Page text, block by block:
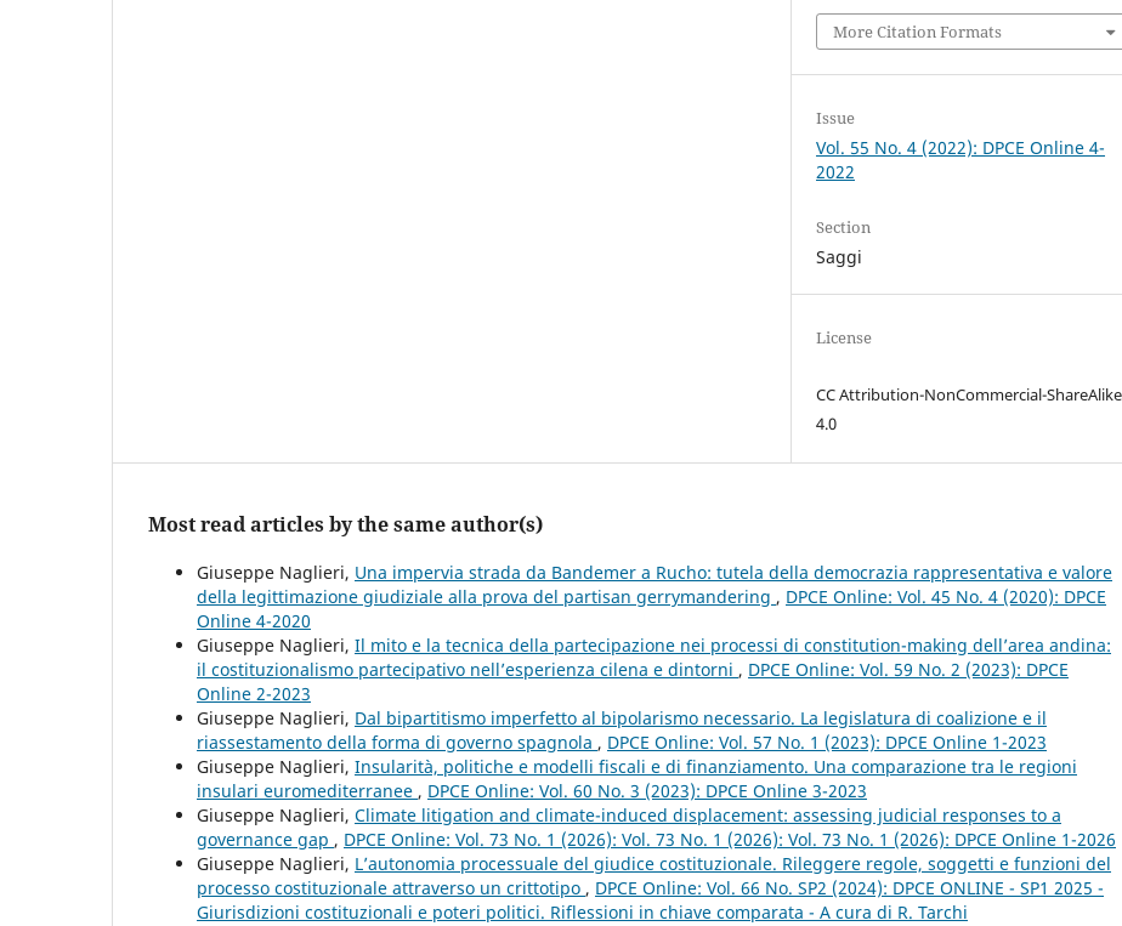
More Citation Formats
Issue
Vol. 55 No. 4 (2022): DPCE Online 4-
2022
Section
Saggi
License
CC Attribution-NonCommercial-ShareAlike
4.0
Most read articles by the same author(s)
Giuseppe Naglieri, Una impervia strada da Bandemer a Rucho: tutela della democrazia rappresentativa e valore
della legittimazione giudiziale alla prova del partisan gerrymandering , DPCE Online: Vol. 45 No. 4 (2020): DPCE
Online 4-2020
Giuseppe Naglieri, Il mito e la tecnica della partecipazione nei processi di constitution-making dell’area andina:
il costituzionalismo partecipativo nell’esperienza cilena e dintorni , DPCE Online: Vol. 59 No. 2 (2023): DPCE
Online 2-2023
Giuseppe Naglieri, Dal bipartitismo imperfetto al bipolarismo necessario. La legislatura di coalizione e il
riassestamento della forma di governo spagnola , DPCE Online: Vol. 57 No. 1 (2023): DPCE Online 1-2023
Giuseppe Naglieri, Insularità, politiche e modelli fiscali e di finanziamento. Una comparazione tra le regioni
insulari euromediterranee , DPCE Online: Vol. 60 No. 3 (2023): DPCE Online 3-2023
Giuseppe Naglieri, Climate litigation and climate-induced displacement: assessing judicial responses to a
governance gap , DPCE Online: Vol. 73 No. 1 (2026): Vol. 73 No. 1 (2026): Vol. 73 No. 1 (2026): DPCE Online 1-2026
Giuseppe Naglieri, L’autonomia processuale del giudice costituzionale. Rileggere regole, soggetti e funzioni del
processo costituzionale attraverso un crittotipo , DPCE Online: Vol. 66 No. SP2 (2024): DPCE ONLINE - SP1 2025 -
Giurisdizioni costituzionali e poteri politici. Riflessioni in chiave comparata - A cura di R. Tarchi